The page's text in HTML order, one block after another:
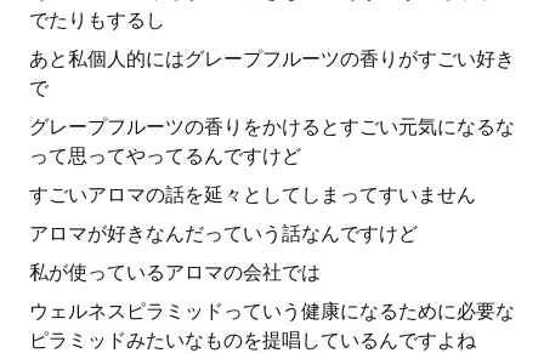
でたりもするし
あと私個人的にはグレープフルーツの香りがすごい好き
で
グレープフルーツの香りをかけるとすごい元気になるな
って思ってやってるんですけど
すごいアロマの話を延々としてしまってすいません
アロマが好きなんだっていう話なんですけど
私が使っているアロマの会社では
ウェルネスピラミッドっていう健康になるために必要な
ピラミッドみたいなものを提唱しているんですよね